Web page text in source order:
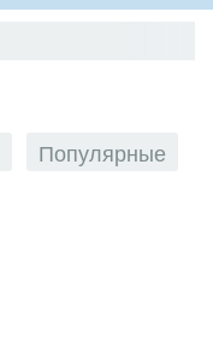
Популярные